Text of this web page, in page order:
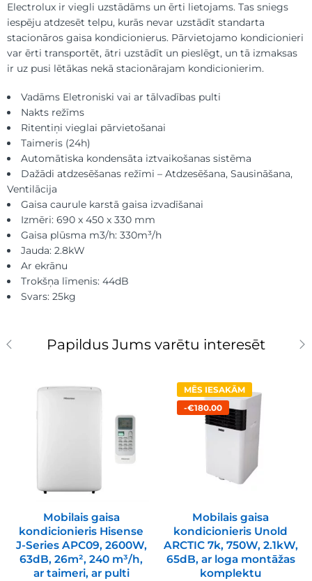
Electrolux ir viegli uzstādāms un ērti lietojams. Tas sniegs
iespēju atdzesēt telpu, kurās nevar uzstādīt standarta
stacionāros gaisa kondicionierus. Pārvietojamo kondicionieri
var ērti transportēt, ātri uzstādīt un pieslēgt, un tā izmaksas
ir uz pusi lētākas nekā stacionārajam kondicionierim.
Vadāms Eletroniski vai ar tālvadības pulti
Nakts režīms
Ritentiņi vieglai pārvietošanai
Taimeris (24h)
Automātiska kondensāta iztvaikošanas sistēma
Dažādi atdzesēšanas režīmi – Atdzesēšana, Sausināšana,
Ventilācija
Gaisa caurule karstā gaisa izvadīšanai
Izmēri: 690 x 450 x 330 mm
Gaisa plūsma m3/h: 330m³/h
Jauda: 2.8kW
Ar ekrānu
Trokšņa līmenis: 44dB
Svars: 25kg
Papildus Jums varētu interesēt
Mobilais gaisa
kondicionieris Hisense
J-Series APC09, 2600W,
63dB, 26m², 240 m³/h,
ar taimeri, ar pulti
MĒS IESAKĀM
-€180.00
Mobilais gaisa
kondicionieris Unold
ARCTIC 7k, 750W, 2.1kW,
65dB, ar loga montāžas
komplektu